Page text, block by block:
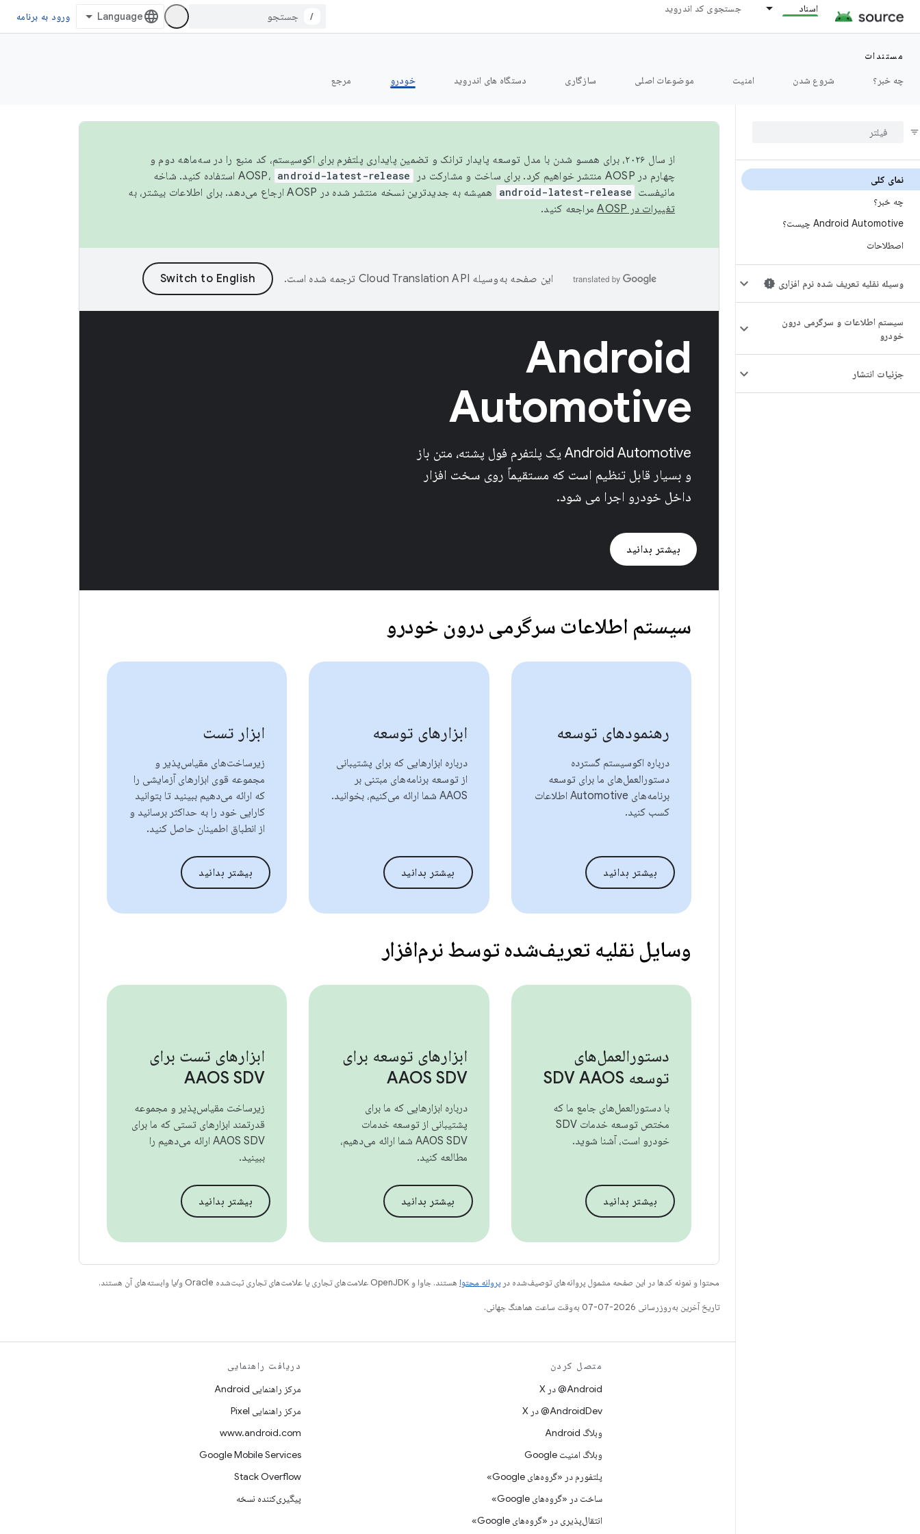
اسناد جستجوی کد اندروید
/ ورود به برنامه
مستندات
چه خبر؟
شروع شدن امنیت موضوعات اصلی سازگاری دستگاه های اندروید خودرو مرجع
نمای کلی
چه خبر؟
Android Automotive چیست؟
اصطلاحات
وسیله نقلیه تعریف شده نرم افزاری
سیستم اطلاعات و سرگرمی درون
خودرو
جزئیات انتشار
از سال ۲۰۲۶، برای همسو شدن با مدل توسعه پایدار ترانک و تضمین پایداری پلتفرم برای اکوسیستم، کد منبع را در سه‌ماهه دوم و
چهارم در AOSP منتشر خواهیم کرد. برای ساخت و مشارکت در AOSP،
android-latest-release
استفاده کنید. شاخه
مانیفست android-latest-release
همیشه به جدیدترین نسخه منتشر شده در AOSP ارجاع می‌دهد. برای اطلاعات بیشتر، به
تغییرات در AOSP
مراجعه کنید.
این صفحه به‌وسیله ترجمه شده است.
Android
Automotive
Android Automotive یک پلتفرم فول پشته، متن باز
و بسیار قابل تنظیم است که مستقیماً روی سخت افزار
داخل خودرو اجرا می شود.
بیشتر بدانید
سیستم اطلاعات سرگرمی درون خودرو
رهنمودهای توسعه
درباره اکوسیستم گسترده
دستورالعمل‌های ما برای توسعه
برنامه‌های Automotive اطلاعات
کسب کنید.
بیشتر بدانید
ابزارهای توسعه
درباره ابزارهایی که برای پشتیبانی
از توسعه برنامه‌های مبتنی بر
AAOS شما ارائه می‌کنیم، بخوانید.
بیشتر بدانید
ابزار تست
زیرساخت‌های مقیاس‌پذیر و
مجموعه قوی ابزارهای آزمایشی را
که ارائه می‌دهیم ببینید تا بتوانید
کارایی خود را به حداکثر برسانید و
از انطباق اطمینان حاصل کنید.
بیشتر بدانید
وسایل نقلیه تعریف‌شده توسط نرم‌افزار
دستورالعمل‌های
توسعه SDV AAOS
با دستورالعمل‌های جامع ما که
مختص توسعه خدمات SDV
خودرو است، آشنا شوید.
بیشتر بدانید
ابزارهای توسعه برای
AAOS SDV
درباره ابزارهایی که ما برای
پشتیبانی از توسعه خدمات
AAOS SDV شما ارائه می‌دهیم،
مطالعه کنید.
بیشتر بدانید
ابزارهای تست برای
AAOS SDV
زیرساخت مقیاس‌پذیر و مجموعه
قدرتمند ابزارهای تستی که ما برای
AAOS SDV ارائه می‌دهیم را
ببینید.
بیشتر بدانید
محتوا و نمونه کدها در این صفحه مشمول پروانه‌های توصیف‌شده در پروانه محتوا هستند. جاوا و OpenJDK علامت‌های تجاری یا علامت‌های تجاری ثبت‌شده Oracle و/یا وابسته‌های آن هستند.
تاریخ آخرین به‌روزرسانی 2026-07-07 به‌وقت ساعت هماهنگ جهانی.
متصل کردن
‫‎@Android در X
‫‎@AndroidDev در X
وبلاگ Android
وبلاگ امنیت Google
پلتفورم در «گروه‌های Google»
ساخت در «گروه‌های Google»
انتقال‌پذیری در «گروه‌های Google»
دریافت راهنمایی
مرکز راهنمایی Android
مرکز راهنمایی Pixel
www.android.com
Google Mobile Services
Stack Overflow
پیگیری‌کننده نسخه